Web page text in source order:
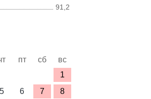
91,2
пт сб
вс
1
5 6 7
8